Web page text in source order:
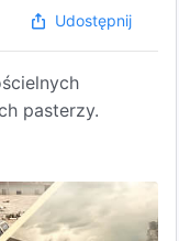
Udostępnij
pasterzy.